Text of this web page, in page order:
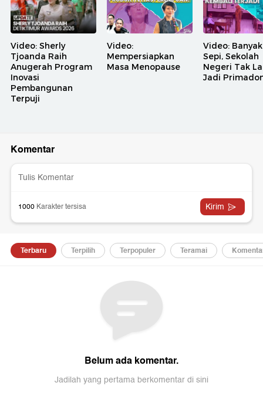
Video: Sherly
Tjoanda Raih
Anugerah Program
Inovasi
Pembangunan
Terpuji
Video:
Mempersiapkan
Masa Menopause
Video:
Sepi, Sekolah
Negeri Tak
Jadi